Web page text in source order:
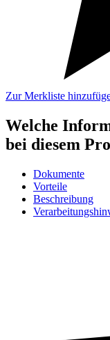
Zur Merkliste
Welche
bei diesem
Dokumente
Vorteile
Beschreibung